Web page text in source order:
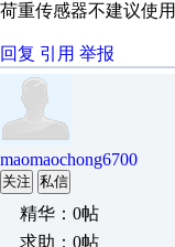
荷重传感器不建议使
回复 引用 举报
maomaochong6700
关注 私信
精华：0帖
求助：0帖